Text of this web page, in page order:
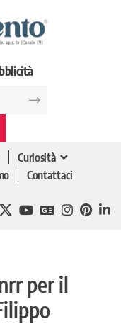
Curiosità
Contattaci
per il